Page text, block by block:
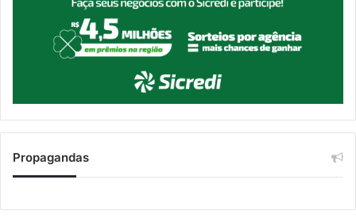
Propagandas